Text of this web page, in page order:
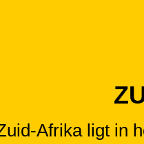
Afrika ligt in